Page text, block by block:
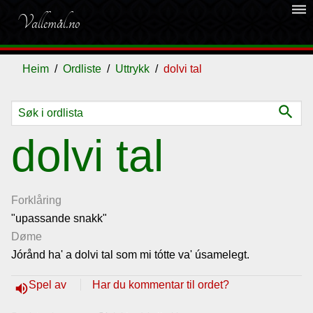
Vallemål.no
dehaze
Heim Ordliste Uttrykk dolvi tal
search
dolvi tal
Forklåring
"upassande snakk"
Døme
Jórånd ha' a dolvi tal som mi tótte va' úsamelegt.
volume_upSpel av Har du kommentar til ordet?
Ordliste
Om
vallemålet
Gjestebok
Nyhende